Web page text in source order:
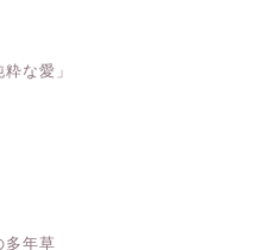
な愛」
多年草